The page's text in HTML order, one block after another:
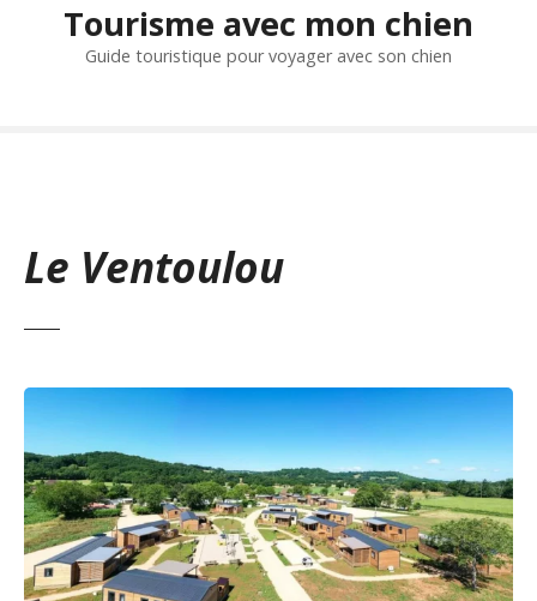
Tourisme avec mon chien
Guide touristique pour voyager avec son chien
Le Ventoulou